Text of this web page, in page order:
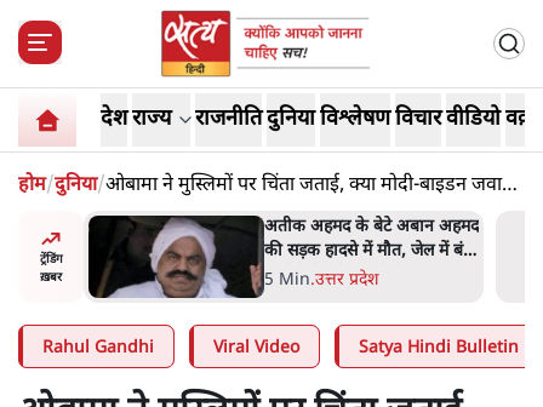
देशराज्य राजनीतिदुनियाविश्लेषणविचारवीडियो
होम/दुनिया/ओबामा ने मुस्लिमों पर चिंता जताई, क्या मोदी-बाइडन जवाब
दे पाए?
ट्रेंडिंग
ख़बर
बोले थे-
अतीक अहमद के बेटे अबान अहमद
की सड़क हादसे में मौत, जेल में बंद
भाई से मिलने जा रहे थे
5 Min.उत्तर प्रदेश
Rahul Gandhi Viral Video Satya Hindi Bulletin